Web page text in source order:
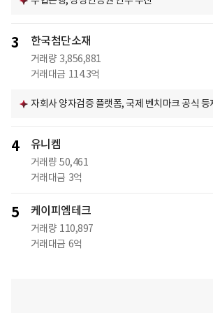
3 한국첨단소재
거래량 3,856,881
거래대금 114.3억
자회사 양자검증 플랫폼, 국제 벤치마크 공식 등
4 유니켐
거래량 50,461
거래대금 3억
5 케이피엠테크
거래량 110,897
거래대금 6억